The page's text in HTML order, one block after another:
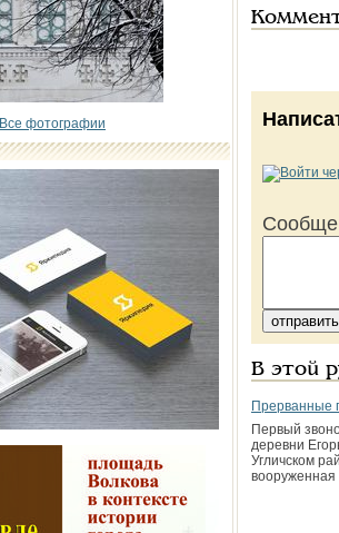
Все фотографии
В этой
Прерванные
Первый
деревни
Угличском